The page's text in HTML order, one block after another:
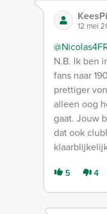
12 mei
N.B. Ik ben
fans naar
prettiger
alleen oog
gaat. Jouw
dat ook
5 4